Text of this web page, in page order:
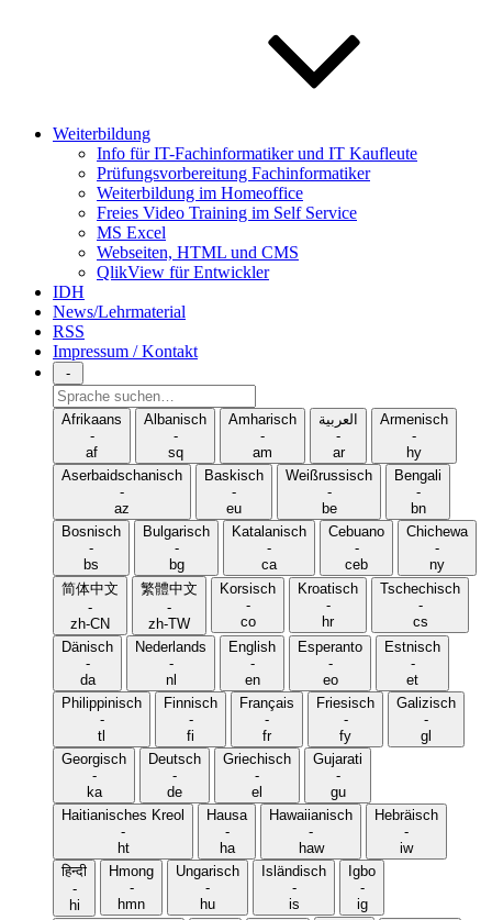
Weiterbildung
Info für IT-Fachinformatiker und IT Kaufleute
Prüfungsvorbereitung Fachinformatiker
Weiterbildung im Homeoffice
Freies Video Training im Self Service
MS Excel
Webseiten, HTML und CMS
QlikView für Entwickler
IDH
News/Lehrmaterial
RSS
Impressum / Kontakt
-
Sprache
suchen
Afrikaans
-
af
Albanisch
-
sq
Amharisch
-
am
العربية
-
ar
Armenisch
-
hy
Aserbaidschanisch
-
az
Baskisch
-
eu
Weißrussisch
-
be
Bengali
-
bn
Bosnisch
-
bs
Bulgarisch
-
bg
Katalanisch
-
ca
Cebuano
-
ceb
Chichewa
-
ny
简体中文
-
zh-CN
繁體中文
-
zh-TW
Korsisch
-
co
Kroatisch
-
hr
Tschechisch
-
cs
Dänisch
-
da
Nederlands
-
nl
English
-
en
Esperanto
-
eo
Estnisch
-
et
Philippinisch
-
tl
Finnisch
-
fi
Français
-
fr
Friesisch
-
fy
Galizisch
-
gl
Georgisch
-
ka
Deutsch
-
de
Griechisch
-
el
Gujarati
-
gu
Haitianisches Kreol
-
ht
Hausa
-
ha
Hawaiianisch
-
haw
Hebräisch
-
iw
हिन्दी
-
hi
Hmong
-
hmn
Ungarisch
-
hu
Isländisch
-
is
Igbo
-
ig